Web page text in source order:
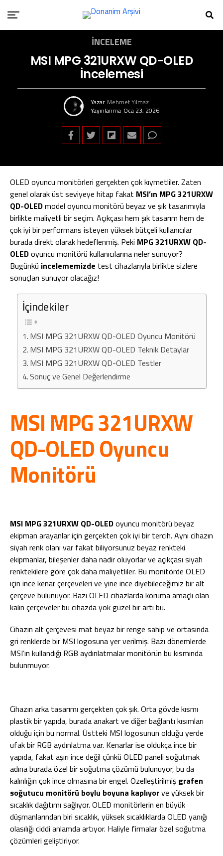
İNCELEME
MSI MPG 321URXW QD-OLED
İncelemesi
Yazar Mehmet Yılmaz
Yayınlanma Oca 23, 2026
OLED oyuncu monitörleri gerçekten çok kıymetliler. Zaten
genel olarak üst seviyeye hitap fakat MSI’ın MPG 321URXW
QD-OLEDmodel oyuncu monitörü beyaz ve şık tasarımıyla
birlikte maliyetli bir seçim. Açıkçası hem şık tasarım hem de
çok iyi bir performans isteyen yüksek bütçeli kullanıcılar
burada direkt olarak hedeflenmiş. Peki MPG 321URXW QD-
OLEDoyuncu monitörü kullanıcılarına neler sunuyor?
Bugünkü incelememizde test cihazlarıyla birlikte sizlere
sonuçları sunuyor olacağız!
İçindekiler
MSI MPG 321URXW QD-OLED Oyuncu Monitörü
MSI MPG 321URXW QD-OLED Teknik Detaylar
MSI MPG 321URXW QD-OLED Testler
Sonuç ve Genel Değerlendirme
MSI MPG 321URXW
QD-OLED Oyuncu
Monitörü
MSI MPG 321URXW QD-OLEDoyuncu monitörü beyaz
ekipman arayanlar için gerçekten çok iyi bir tercih. Aynı cihazın
siyah renk olanı var fakat biliyorsunuz beyaz renkteki
ekipmanlar, bileşenler daha nadir oluyorlar ve açıkçası siyah
renktekilere göre çok daha maliyetliler. Bu monitörde OLED
için ince kenar çerçeveleri ve yine ince diyebileceğimiz bir alt
çerçeve bulunuyor. Bazı OLED cihazlarda koruma amaçlı olan
kalın çerçeveler bu cihazda yok güzel bir artı bu.
Cihazın alt çerçevesi mat beyaz bir renge sahip ve ortasında
gri renklerde bir MSI logosuna yer verilmiş. Bazı dönemlerde
MSI’ın kullandığı RGB aydınlatmalar monitörün bu kısmında
bulunmuyor.
Cihazın arka tasarımı gerçekten çok şık. Orta gövde kısmı
plastik bir yapıda, burada anakart ve diğer bağlantı kısımları
olduğu için bu normal. Üstteki MSI logosunun olduğu yerde
ufak bir RGB aydınlatma var. Kenarlar ise oldukça ince bir
yapıda, fakat aşırı ince değil çünkü OLED paneli soğutmak
adına burada özel bir soğutma çözümü bulunuyor, bu da
kalınlığın çok ince olmasına bir engel. Özelleştirilmiş grafen
soğutucu monitörü boylu boyuna kaplıyorve yüksek bir
sıcaklık dağıtımı sağlıyor. OLED monitörlerin en büyük
düşmanlarından biri sıcaklık, yüksek sıcaklıklarda OLED yanığı
olasılığı ciddi anlamda artıyor. Haliyle firmalar özel soğutma
çözümleri geliştiriyor.